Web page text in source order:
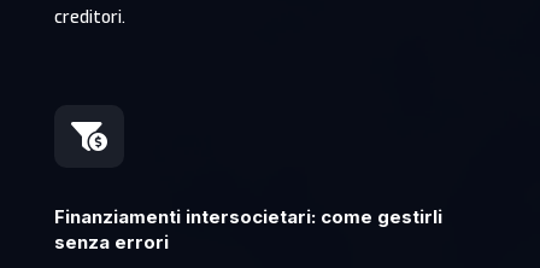
creditori.

Finanziamenti intersocietari: come gestirli
senza errori